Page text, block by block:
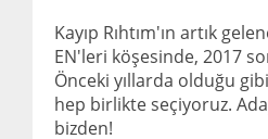
Kayıp Rıhtım'ın artık
EN'leri köşesinde, 2017
Önceki yıllarda olduğu
hep birlikte seçiyoruz.
bizden!